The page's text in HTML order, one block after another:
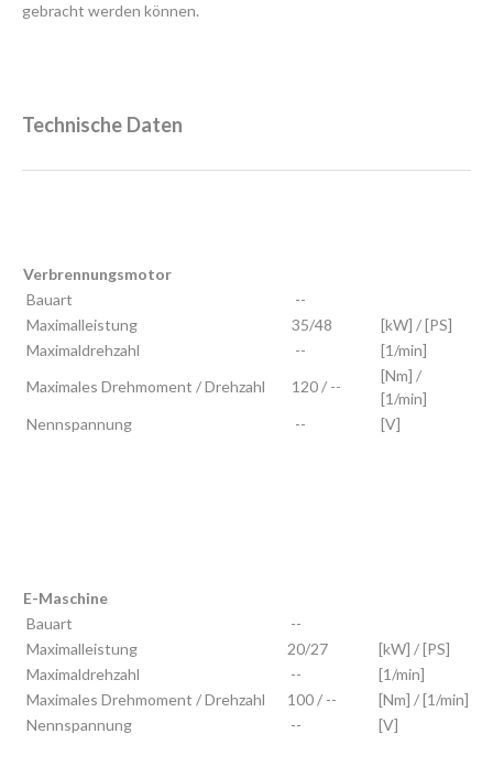
gebracht werden können.
Technische Daten
Verbrennungsmotor
Bauart
--
Maximalleistung
35/48
[kW] / [PS]
Maximaldrehzahl
--
[1/min]
Maximales Drehmoment / Drehzahl
120 / --
[Nm] /
[1/min]
Nennspannung
-- [V]
E-Maschine
Bauart
--
Maximalleistung
20/27
[kW] / [PS]
Maximaldrehzahl
--
[1/min]
Maximales Drehmoment / Drehzahl
100 / --
[Nm] / [1/min]
Nennspannung
-- [V]